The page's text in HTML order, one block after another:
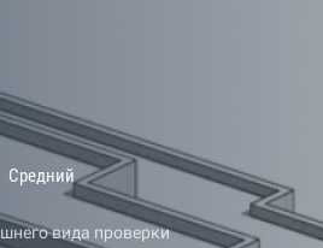
Средний
вида проверки